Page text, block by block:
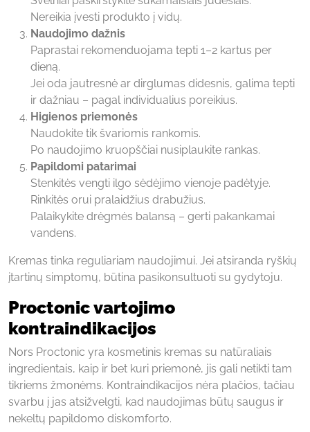
Nereikia įvesti produkto į vidų.
Naudojimo dažnis
Paprastai rekomenduojama tepti 1–2 kartus per
dieną.
Jei oda jautresnė ar dirglumas didesnis, galima tepti
ir dažniau – pagal individualius poreikius.
Higienos priemonės
Naudokite tik švariomis rankomis.
Po naudojimo kruopščiai nusiplaukite rankas.
Papildomi patarimai
Stenkitės vengti ilgo sėdėjimo vienoje padėtyje.
Rinkitės orui pralaidžius drabužius.
Palaikykite drėgmės balansą – gerti pakankamai
vandens.
Kremas tinka reguliariam naudojimui. Jei atsiranda ryškių
įtartinų simptomų, būtina pasikonsultuoti su gydytoju.
Proctonic vartojimo
kontraindikacijos
Nors Proctonic yra kosmetinis kremas su natūraliais
ingredientais, kaip ir bet kuri priemonė, jis gali netikti tam
tikriems žmonėms. Kontraindikacijos nėra plačios, tačiau
svarbu į jas atsižvelgti, kad naudojimas būtų saugus ir
nekeltų papildomo diskomforto.